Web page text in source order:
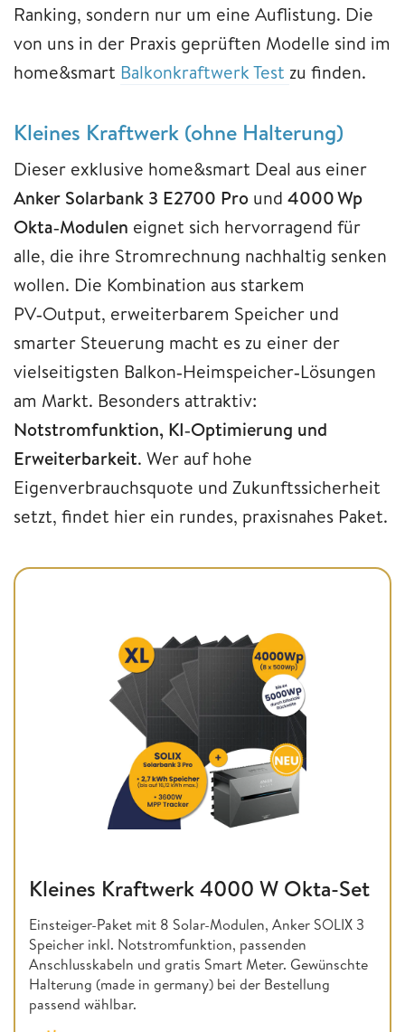
Ranking, sondern nur um eine Auflistung. Die
von uns in der Praxis geprüften Modelle sind im
home&smart Balkonkraftwerk Test zu finden.
Kleines Kraftwerk (ohne Halterung)
Dieser exklusive home&smart Deal aus einer
Anker Solarbank 3 E2700 Pro und 4000 Wp
Okta‑Modulen eignet sich hervorragend für
alle, die ihre Stromrechnung nachhaltig senken
wollen. Die Kombination aus starkem
PV‑Output, erweiterbarem Speicher und
smarter Steuerung macht es zu einer der
vielseitigsten Balkon‑Heimspeicher‑Lösungen
am Markt. Besonders attraktiv:
Notstromfunktion, KI‑Optimierung und
Erweiterbarkeit. Wer auf hohe
Eigenverbrauchsquote und Zukunftssicherheit
setzt, findet hier ein rundes, praxisnahes Paket.
Kleines Kraftwerk 4000 W Okta-Set
Einsteiger-Paket mit 8 Solar-Modulen, Anker SOLIX 3
Speicher inkl. Notstromfunktion, passenden
Anschlusskabeln und gratis Smart Meter. Gewünschte
Halterung (made in germany) bei der Bestellung
passend wählbar.